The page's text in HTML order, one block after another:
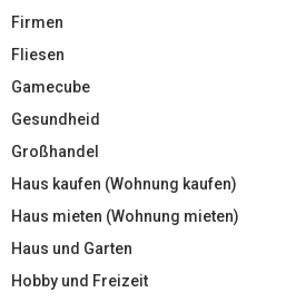
Firmen
Fliesen
Gamecube
Gesundheid
Großhandel
Haus kaufen (Wohnung kaufen)
Haus mieten (Wohnung mieten)
Haus und Garten
Hobby und Freizeit